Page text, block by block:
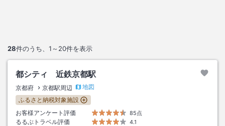
28件のうち、 1～20件を表示
都シティ 近鉄京都駅
京都府 京都駅周辺
地図
ふるさと納税対象施設
お客様アンケート評価
85点
るるぶトラベル評価
4.1